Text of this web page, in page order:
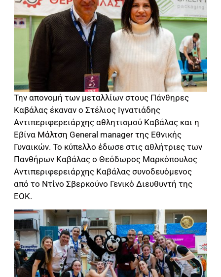
Την απονομή των μεταλλίων στους Πάνθηρες
Καβάλας έκαναν ο Στέλιος Ιγνατιάδης
Αντιπεριφερειάρχης αθλητισμού Καβάλας και η
Εβίνα Μάλτση General manager της Εθνικής
Γυναικών. Το κύπελλο έδωσε στις αθλήτριες των
Πανθήρων Καβάλας ο Θεόδωρος Μαρκόπουλος
Αντιπεριφερειάρχης Καβάλας συνοδευόμενος
από το Ντίνο Σβερκούνο Γενικό Διευθυντή της
ΕΟΚ.